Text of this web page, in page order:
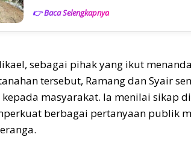
👉 Baca Selengkapnya
sebagai pihak yang ikut
tersebut, Ramang dan Syair
kepada masyarakat. Ia menilai sikap
berbagai pertanyaan publik